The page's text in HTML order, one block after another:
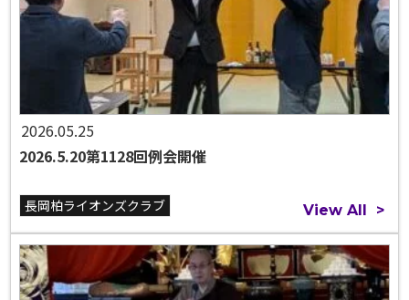
2026.05.25
2026.5.20第1128回例会開催
長岡柏ライオンズクラブ View All >